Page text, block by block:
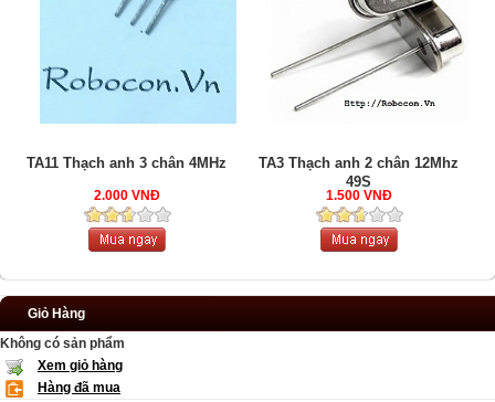
TA11 Thạch anh 3 chân 4MHz
2.000 VNĐ
TA3 Thạch anh 2 chân 12Mhz
49S
1.500 VNĐ
Giỏ Hàng
Không có sản phẩm
Xem giỏ hàng
Hàng đã mua